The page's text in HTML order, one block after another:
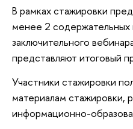
В рамках стажировки
менее 2 содержательных
заключительного
представляют итоговый
Участники стажировки
материалам стажировки,
информационно-